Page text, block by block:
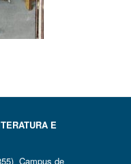
E
Campus de